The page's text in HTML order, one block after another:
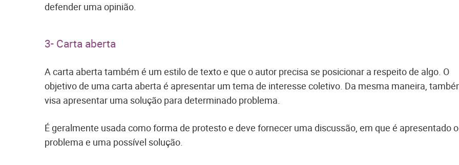
defender uma opinião.
3- Carta aberta
A carta aberta também é um estilo de texto e que o autor precisa se posicionar a respeito de algo. O
objetivo de uma carta aberta é apresentar um tema de interesse coletivo. Da mesma maneira,
visa apresentar uma solução para determinado problema.
É geralmente usada como forma de protesto e deve fornecer uma discussão, em que é apresentado o
problema e uma possível solução.